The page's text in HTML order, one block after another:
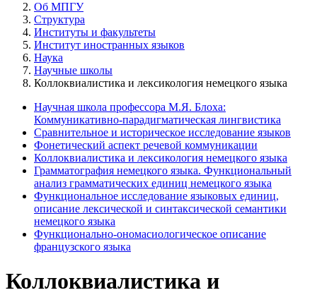
Об МПГУ
Структура
Институты и факультеты
Институт иностранных языков
Наука
Научные школы
Коллоквиалистика и лексикология немецкого языка
Научная школа профессора М.Я. Блоха:
Коммуникативно-парадигматическая лингвистика
Сравнительное и историческое исследование языков
Фонетический аспект речевой коммуникации
Коллоквиалистика и лексикология немецкого языка
Грамматография немецкого языка. Функциональный
анализ грамматических единиц немецкого языка
Функциональное исследование языковых единиц,
описание лексической и синтаксической семантики
немецкого языка
Функционально-ономасиологическое описание
французского языка
Коллоквиалистика и